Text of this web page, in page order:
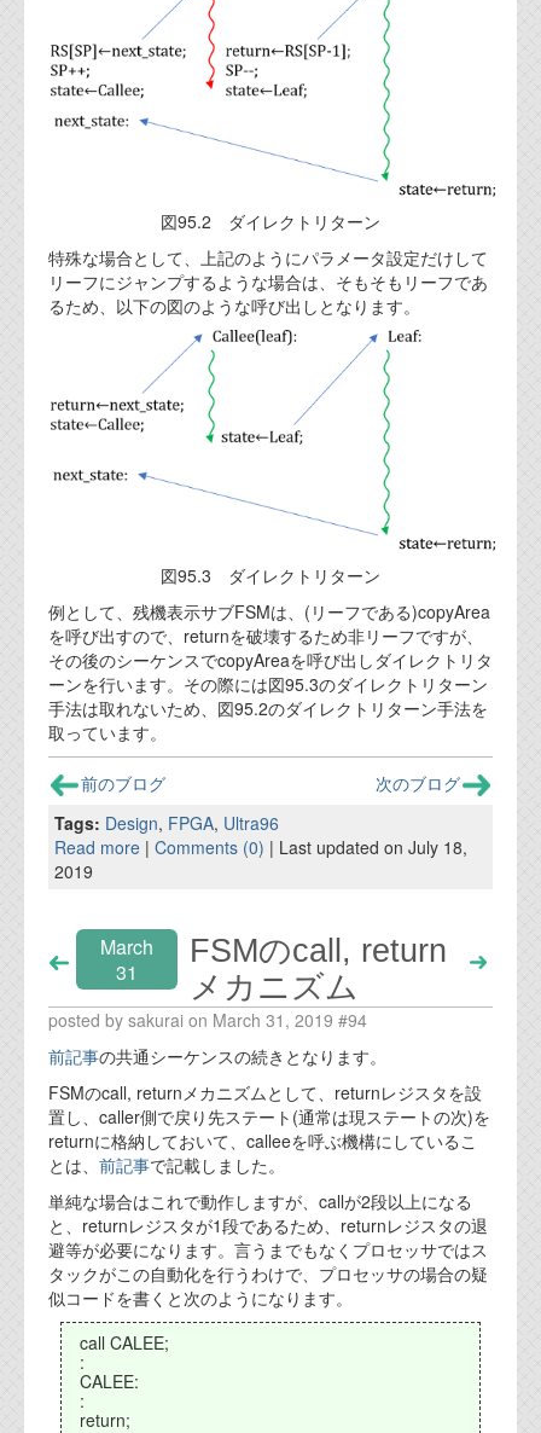
図95.2 ダイレクトリターン
特殊な場合として、上記のようにパラメータ設定だけして
リーフにジャンプするような場合は、そもそもリーフであ
るため、以下の図のような呼び出しとなります。
図95.3 ダイレクトリターン
例として、残機表示サブFSMは、(リーフである)copyArea
を呼び出すので、returnを破壊するため非リーフですが、
その後のシーケンスでcopyAreaを呼び出しダイレクトリタ
ーンを行います。その際には図95.3のダイレクトリターン
手法は取れないため、図95.2のダイレクトリターン手法を
取っています。
前のブログ
次のブログ
Tags: Design, FPGA, Ultra96
Read more | Comments (0) | Last updated on July 18,
2019
March
31
FSMのcall, return
メカニズム
posted by sakurai on March 31, 2019 #94
前記事の共通シーケンスの続きとなります。
FSMのcall, returnメカニズムとして、returnレジスタを設
置し、caller側で戻り先ステート(通常は現ステートの次)を
returnに格納しておいて、calleeを呼ぶ機構にしているこ
とは、 前記事で記載しました。
単純な場合はこれで動作しますが、callが2段以上になる
と、returnレジスタが1段であるため、returnレジスタの退
避等が必要になります。言うまでもなくプロセッサではス
タックがこの自動化を行うわけで、プロセッサの場合の疑
似コードを書くと次のようになります。
call CALEE;
:
CALEE:
:
return;